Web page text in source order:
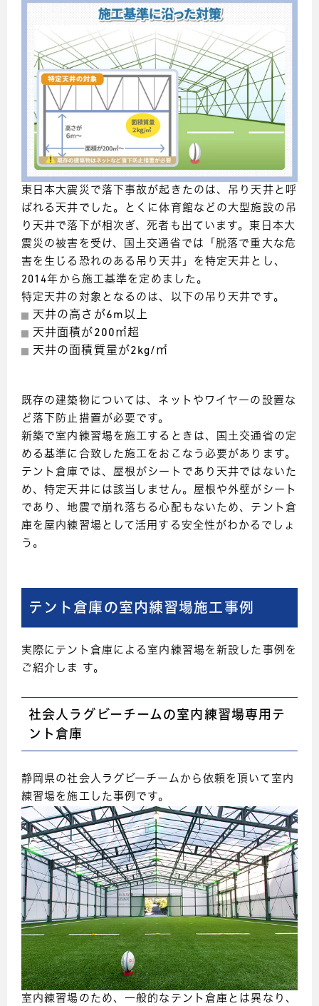
東日本大震災で落下事故が起きたのは、吊り天井と呼
ばれる天井でした。とくに体育館などの大型施設の吊
り天井で落下が相次ぎ、死者も出ています。東日本大
震災の被害を受け、国土交通省では「脱落で重大な危
害を生じる恐れのある吊り天井」を特定天井とし、
2014年から施工基準を定めました。
特定天井の対象となるのは、以下の吊り天井です。
天井の高さが6m以上
天井面積が200㎡超
天井の面積質量が2kg/㎡
既存の建築物については、ネットやワイヤーの設置な
ど落下防止措置が必要です。
新築で室内練習場を施工するときは、国土交通省の定
める基準に合致した施工をおこなう必要があります。
テント倉庫では、屋根がシートであり天井ではないた
め、特定天井には該当しません。屋根や外壁がシート
であり、地震で崩れ落ちる心配もないため、テント倉
庫を屋内練習場として活用する安全性がわかるでしょ
う。
テント倉庫の室内練習場施工事例
実際にテント倉庫による室内練習場を新設した事例を
ご紹介しま す。
社会人ラグビーチームの室内練習場専用テ
ント倉庫
静岡県の社会人ラグビーチームから依頼を頂いて室内
練習場を施工した事例です。
室内練習場のため、一般的なテント倉庫とは異なり、